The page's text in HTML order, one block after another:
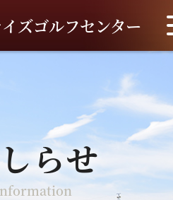
ズゴルフセンター
らせ